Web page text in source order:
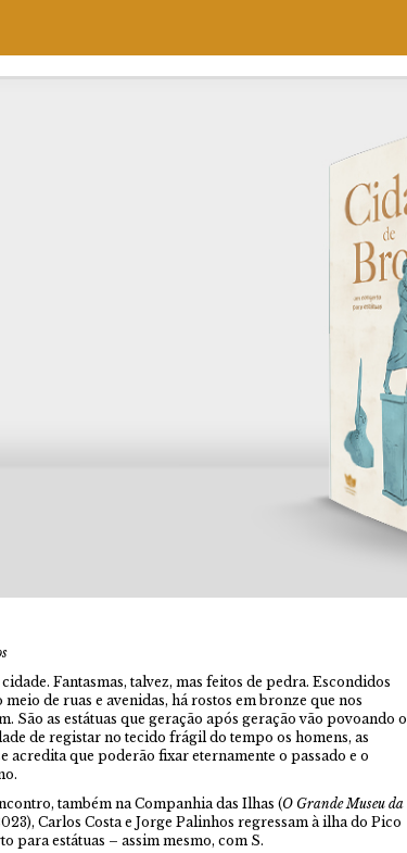
Fantasmas, talvez, mas feitos de pedra. Escondidos
de ruas e avenidas, há rostos em bronze que nos
São as estátuas que geração após geração vão povoando o
de registar no tecido frágil do tempo os homens, as
acredita que poderão fixar eternamente o passado e o
também na Companhia das Ilhas (O Grande Museu da
Carlos Costa e Jorge Palinhos regressam à ilha do Pico
para estátuas – assim mesmo, com S.